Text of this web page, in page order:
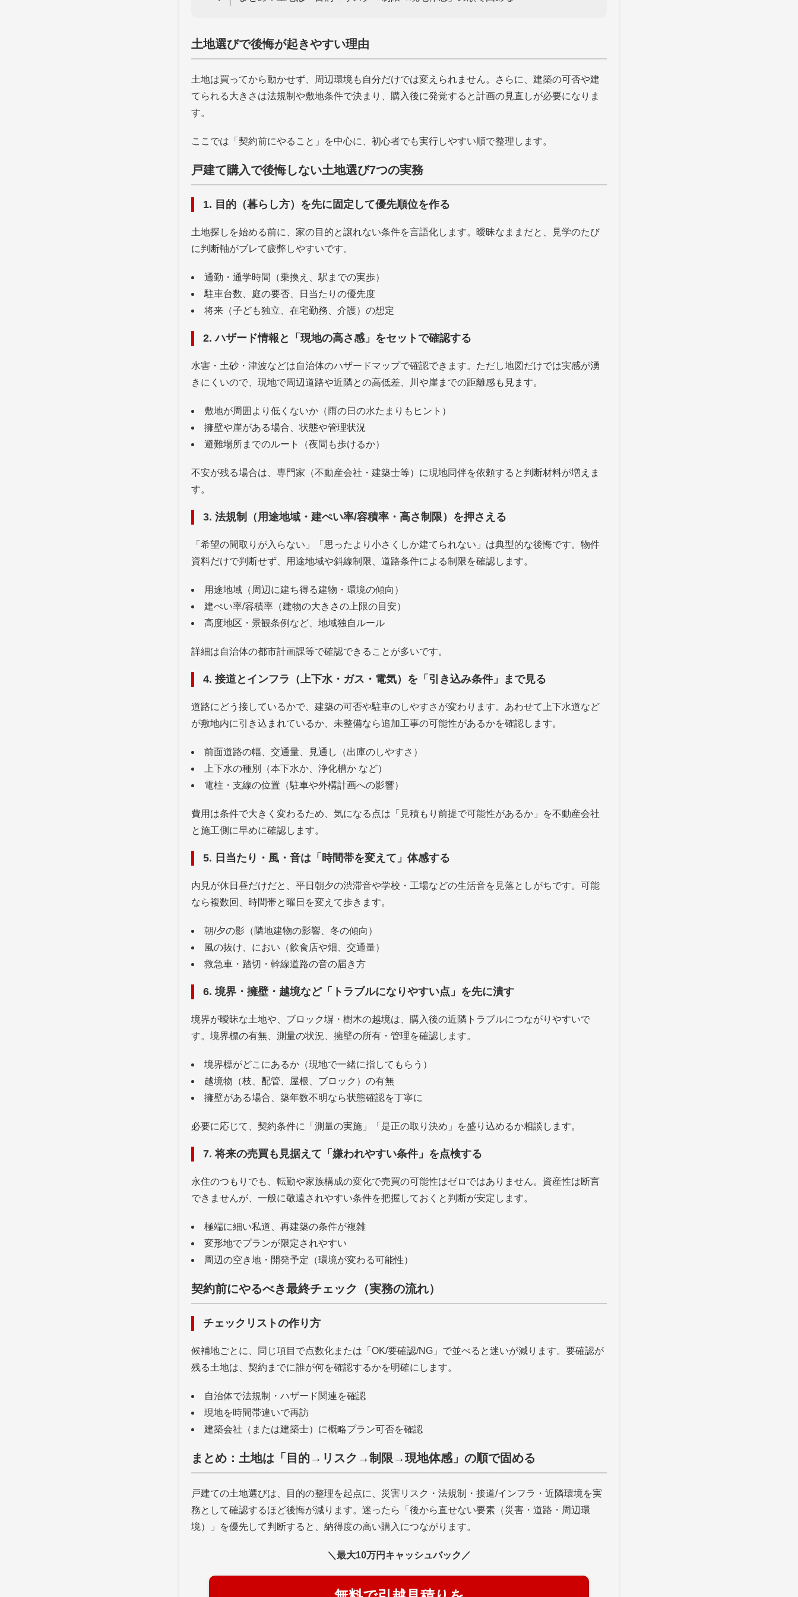
土地選びで後悔が起きやすい理由
土地は買ってから動かせず、周辺環境も自分だけでは変えられません。さらに、建築の可否や建
てられる大きさは法規制や敷地条件で決まり、購入後に発覚すると計画の見直しが必要になりま
す。
ここでは「契約前にやること」を中心に、初心者でも実行しやすい順で整理します。
戸建て購入で後悔しない土地選び7つの実務
1. 目的（暮らし方）を先に固定して優先順位を作る
土地探しを始める前に、家の目的と譲れない条件を言語化します。曖昧なままだと、見学のたび
に判断軸がブレて疲弊しやすいです。
通勤・通学時間（乗換え、駅までの実歩）
駐車台数、庭の要否、日当たりの優先度
将来（子ども独立、在宅勤務、介護）の想定
2. ハザード情報と「現地の高さ感」をセットで確認する
水害・土砂・津波などは自治体のハザードマップで確認できます。ただし地図だけでは実感が湧
きにくいので、現地で周辺道路や近隣との高低差、川や崖までの距離感も見ます。
敷地が周囲より低くないか（雨の日の水たまりもヒント）
擁壁や崖がある場合、状態や管理状況
避難場所までのルート（夜間も歩けるか）
不安が残る場合は、専門家（不動産会社・建築士等）に現地同伴を依頼すると判断材料が増えま
す。
3. 法規制（用途地域・建ぺい率/容積率・高さ制限）を押さえる
「希望の間取りが入らない」「思ったより小さくしか建てられない」は典型的な後悔です。物件
資料だけで判断せず、用途地域や斜線制限、道路条件による制限を確認します。
用途地域（周辺に建ち得る建物・環境の傾向）
建ぺい率/容積率（建物の大きさの上限の目安）
高度地区・景観条例など、地域独自ルール
詳細は自治体の都市計画課等で確認できることが多いです。
4. 接道とインフラ（上下水・ガス・電気）を「引き込み条件」まで見る
道路にどう接しているかで、建築の可否や駐車のしやすさが変わります。あわせて上下水道など
が敷地内に引き込まれているか、未整備なら追加工事の可能性があるかを確認します。
前面道路の幅、交通量、見通し（出庫のしやすさ）
上下水の種別（本下水か、浄化槽か など）
電柱・支線の位置（駐車や外構計画への影響）
費用は条件で大きく変わるため、気になる点は「見積もり前提で可能性があるか」を不動産会社
と施工側に早めに確認します。
5. 日当たり・風・音は「時間帯を変えて」体感する
内見が休日昼だけだと、平日朝夕の渋滞音や学校・工場などの生活音を見落としがちです。可能
なら複数回、時間帯と曜日を変えて歩きます。
朝/夕の影（隣地建物の影響、冬の傾向）
風の抜け、におい（飲食店や畑、交通量）
救急車・踏切・幹線道路の音の届き方
6. 境界・擁壁・越境など「トラブルになりやすい点」を先に潰す
境界が曖昧な土地や、ブロック塀・樹木の越境は、購入後の近隣トラブルにつながりやすいで
す。境界標の有無、測量の状況、擁壁の所有・管理を確認します。
境界標がどこにあるか（現地で一緒に指してもらう）
越境物（枝、配管、屋根、ブロック）の有無
擁壁がある場合、築年数不明なら状態確認を丁寧に
必要に応じて、契約条件に「測量の実施」「是正の取り決め」を盛り込めるか相談します。
7. 将来の売買も見据えて「嫌われやすい条件」を点検する
永住のつもりでも、転勤や家族構成の変化で売買の可能性はゼロではありません。資産性は断言
できませんが、一般に敬遠されやすい条件を把握しておくと判断が安定します。
極端に細い私道、再建築の条件が複雑
変形地でプランが限定されやすい
周辺の空き地・開発予定（環境が変わる可能性）
契約前にやるべき最終チェック（実務の流れ）
チェックリストの作り方
候補地ごとに、同じ項目で点数化または「OK/要確認/NG」で並べると迷いが減ります。要確認が
残る土地は、契約までに誰が何を確認するかを明確にします。
自治体で法規制・ハザード関連を確認
現地を時間帯違いで再訪
建築会社（または建築士）に概略プラン可否を確認
まとめ：土地は「目的→リスク→制限→現地体感」の順で固める
戸建ての土地選びは、目的の整理を起点に、災害リスク・法規制・接道/インフラ・近隣環境を実
務として確認するほど後悔が減ります。迷ったら「後から直せない要素（災害・道路・周辺環
境）」を優先して判断すると、納得度の高い購入につながります。
＼最大10万円キャッシュバック／